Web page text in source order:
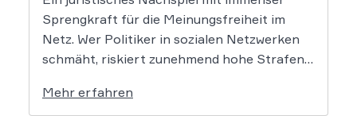
Sprengkraft für die Meinungsfreiheit im
Netz. Wer Politiker in sozialen Netzwerken
schmäht, riskiert zunehmend hohe Strafen.
einen Facebook-Nutzer eine empfindliche
Geldstrafe verhängt, weil dieser den
Mehr erfahren